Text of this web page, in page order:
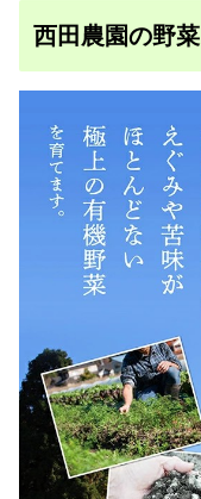
西田農園の野菜